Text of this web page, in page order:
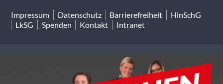
Impressum Datenschutz Barrierefreiheit
HinSchG
LkSG
Spenden Kontakt Intranet